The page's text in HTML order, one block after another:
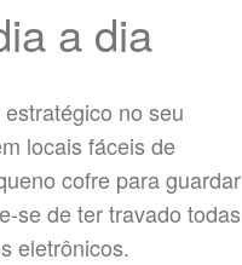
a dia
no seu
locais fáceis de
cofre para guardar
se de ter travado todas
eletrônicos.